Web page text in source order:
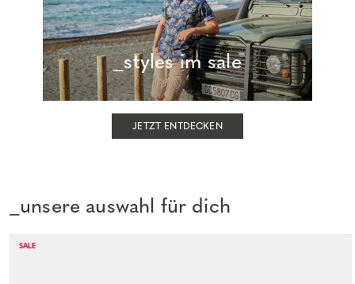
_styles im sale
JETZT ENTDECKEN
_unsere auswahl für dich
SALE